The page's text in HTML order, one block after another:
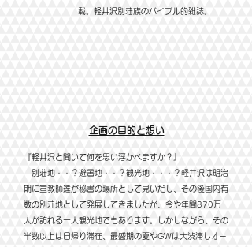
載。軽井沢別荘族のバイブル的雑誌。
​企画の目的と想い
『軽井沢と聞いて何を思い浮かべますか？』
別荘地・・？避暑地・・？観光地・・・？軽井沢は明治
期に宣教師達が秘書の場所として見いだし、その後国内有
数の別荘地として発展してきましたが 、今や年間870万
人が訪れる一大観光地でもあります。しかしながら、その
半数以上は日帰り滞在、最盛期の夏やGWは大渋滞しオー